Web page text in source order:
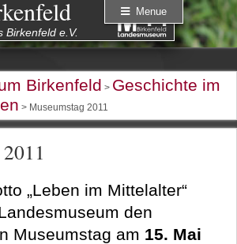
Birkenfeld e.V.
Birkenfeld > Geschichte im
> Museumstag 2011
„Leben im Mittelalter“
den
Museumstag am 15. Mai
Menue